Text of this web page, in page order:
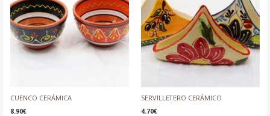
CUENCO CERÁMICA
8.90€
SERVILLETERO CERÁMICO
4.70€